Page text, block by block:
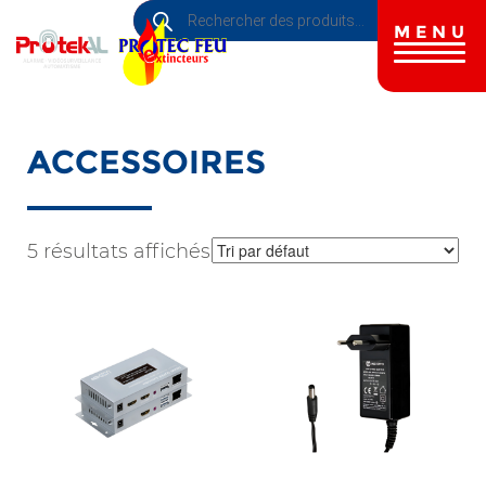
contenu
Recherche
de
produits MENU
ACCESSOIRES
5 résultats affichés